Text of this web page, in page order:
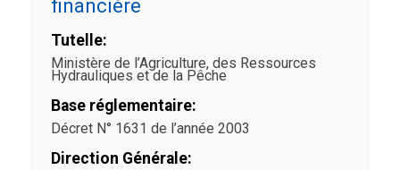
financière
Tutelle:
Ministère de l’Agriculture, des Ressources
Hydrauliques et de la Pêche
Base réglementaire:
Décret N° 1631 de l’année 2003
Direction Générale: